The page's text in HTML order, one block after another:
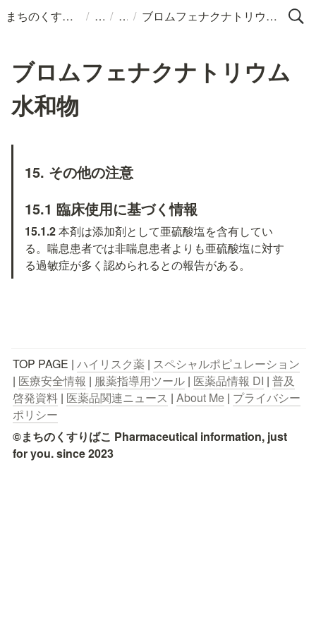
まちのくすりばこ / / / ブロムフェナクナトリウム水和物
ブロムフェナクナトリウム
水和物
15. その他の注意
15.1 臨床使用に基づく情報
15.1.2 本剤は添加剤として亜硫酸塩を含有してい
る。喘息患者では非喘息患者よりも亜硫酸塩に対す
る過敏症が多く認められるとの報告がある。
TOP PAGE | ハイリスク薬 | スペシャルポピュレーション
| 医療安全情報 | 服薬指導用ツール | 医薬品情報 DI | 普及
啓発資料 | 医薬品関連ニュース | About Me | プライバシー
ポリシー
©まちのくすりばこ Pharmaceutical information, just
for you. since 2023